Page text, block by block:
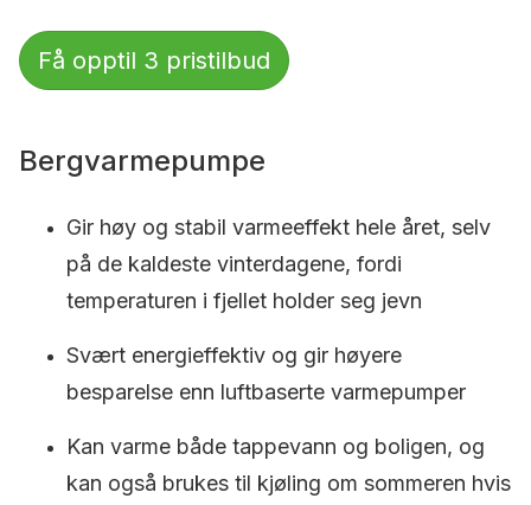
Få opptil 3 pristilbud
Bergvarmepumpe
Gir høy og stabil varmeeffekt hele året, selv
på de kaldeste vinterdagene, fordi
temperaturen i fjellet holder seg jevn
Svært energieffektiv og gir høyere
besparelse enn luftbaserte varmepumper
Kan varme både tappevann og boligen, og
kan også brukes til kjøling om sommeren hvis